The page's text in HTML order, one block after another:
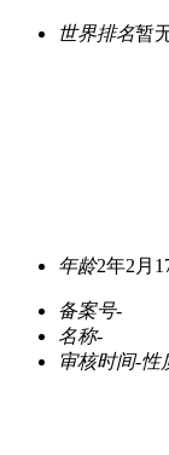
世界排名暂
年龄2年2月
备案号-
名称-
审核时间-性